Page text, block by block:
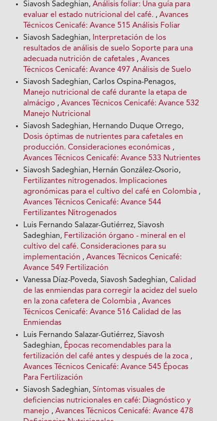
Siavosh Sadeghian,Análisis foliar: Una guía para
evaluar el estado nutricional del café. ,Avances
Técnicos Cenicafé: Avance 515 Análisis Foliar
Siavosh Sadeghian, Interpretación de los
resultados de análisis de suelo Soporte para una
adecuada nutrición de cafetales ,Avances
Técnicos Cenicafé: Avance 497 Análisis de Suelo
Siavosh Sadeghian, Carlos Ospina-Penagos,
Manejo nutricional de café durante la etapa de
almácigo ,Avances Técnicos Cenicafé: Avance 532
Manejo Nutricional
Siavosh Sadeghian, Hernando Duque Orrego,
Dosis óptimas de nutrientes para cafetales en
producción. Consideraciones económicas ,
Avances Técnicos Cenicafé: Avance 533 Nutrientes
Siavosh Sadeghian, Hernán González-Osorio,
Fertilizantes nitrogenados. Implicaciones
agronómicas para el cultivo del café en Colombia ,
Avances Técnicos Cenicafé: Avance 544
Fertilizantes Nitrogenados
Luis Fernando Salazar-Gutiérrez, Siavosh
Sadeghian, Fertilización órgano - mineral en el
cultivo del café. Consideraciones para su
implementación ,Avances Técnicos Cenicafé:
Avance 549 Fertilización
Vanessa Díaz-Poveda, Siavosh Sadeghian,Calidad
de las enmiendas para corregir la acidez del suelo
en la zona cafetera de Colombia ,Avances
Técnicos Cenicafé: Avance 516 Calidad de las
Enmiendas
Luis Fernando Salazar-Gutiérrez, Siavosh
Sadeghian, Épocas recomendables para la
fertilización del café antes y después de la zoca ,
Avances Técnicos Cenicafé: Avance 545 Épocas
Para Fertilización
Siavosh Sadeghian,Síntomas visuales de
deficiencias nutricionales en café: Diagnóstico y
manejo ,Avances Técnicos Cenicafé: Avance 478